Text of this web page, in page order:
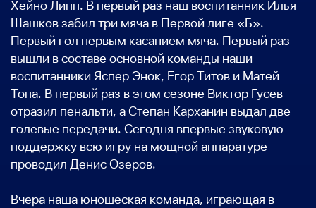
Хейно Липп. В первый раз наш воспитанник Илья
Шашков забил три мяча в Первой лиге «Б».
Первый гол первым касанием мяча. Первый раз
вышли в составе основной команды наши
воспитанники Яспер Энок, Егор Титов и Матей
Топа. В первый раз в этом сезоне Виктор Гусев
отразил пенальти, а Степан Карханин выдал две
голевые передачи. Сегодня впервые звуковую
поддержку всю игру на мощной аппаратуре
проводил Денис Озеров.
Вчера наша юношеская команда, играющая в